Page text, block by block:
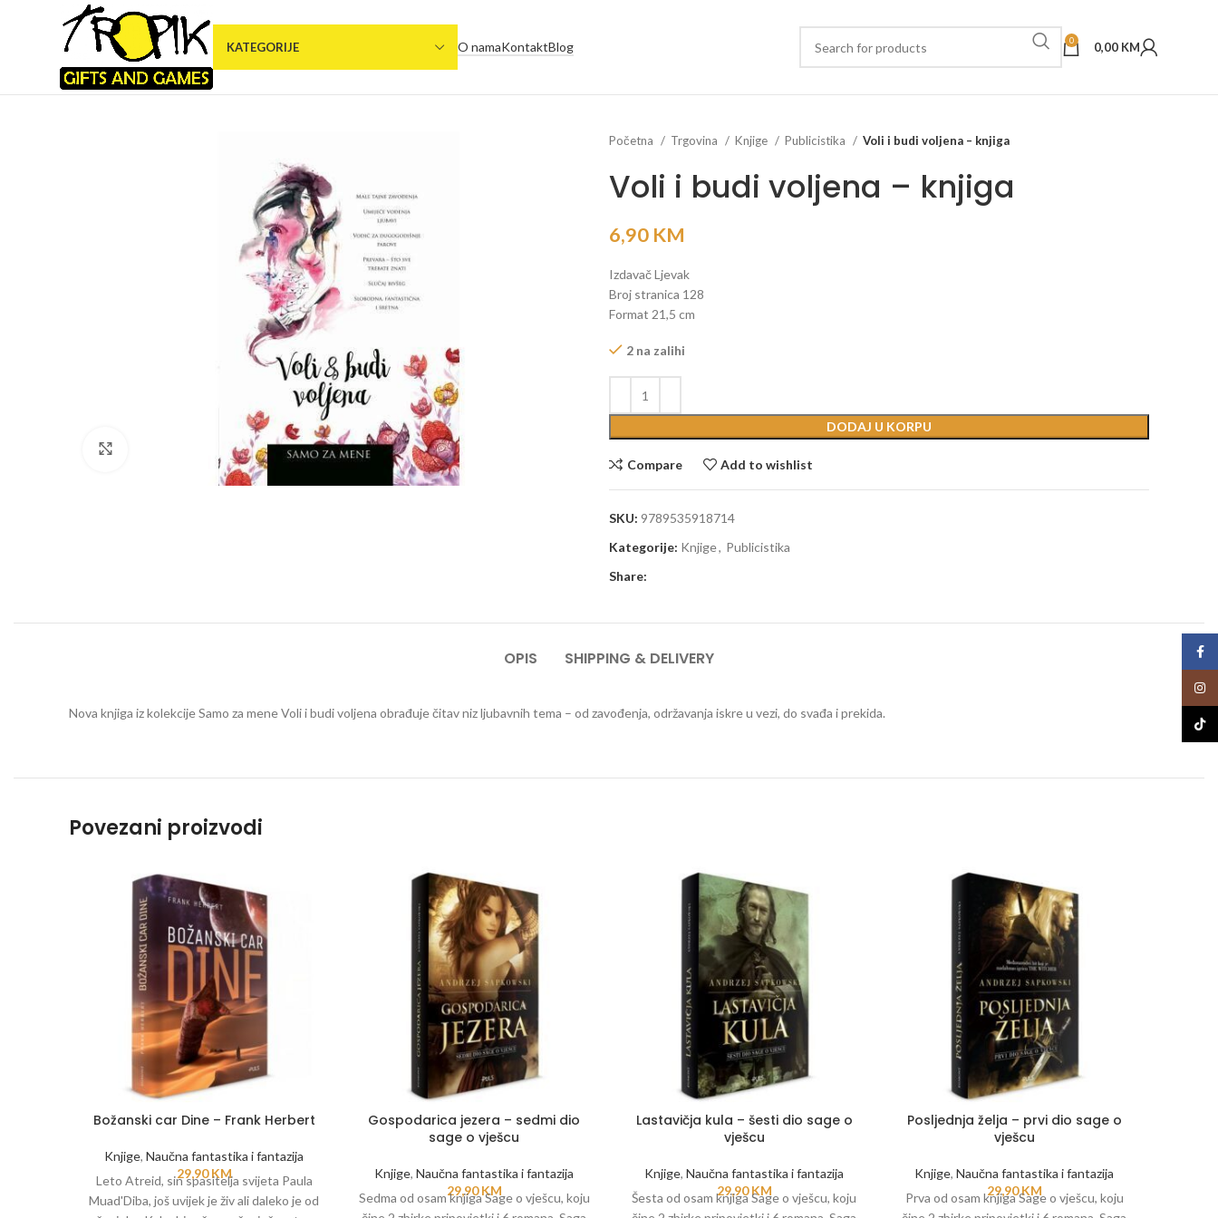
KATEGORIJE O namaKontaktBlog 0 0,00 KM
Početna Trgovina Knjige Publicistika Voli i budi voljena – knjiga
Voli i budi voljena – knjiga
6,90 KM
Izdavač Ljevak
Broj stranica 128
Format 21,5 cm
2 na zalihi
DODAJ U KORPU
Compare Add to wishlist
SKU: 9789535918714
Kategorije: Knjige, Publicistika
Share:
OPIS SHIPPING & DELIVERY
Nova knjiga iz kolekcije Samo za mene Voli i budi voljena obrađuje čitav niz ljubavnih tema – od zavođenja, održavanja iskre u vezi, do svađa i prekida.
Povezani proizvodi
Božanski car Dine – Frank Herbert
Knjige, Naučna fantastika i fantazija
29,90KM
Leto Atreid, sin spasitelja svijeta Paula
Muad'Diba, još uvijek je živ ali daleko je od
Gospodarica jezera – sedmi dio
sage o vješcu
Knjige, Naučna fantastika i fantazija
29,90KM
Sedma od osam knjiga Sage o vješcu, koju
Lastavičja kula – šesti dio sage o
vješcu
Knjige, Naučna fantastika i fantazija
29,90KM
Šesta od osam knjiga Sage o vješcu, koju
Posljednja želja – prvi dio sage o
vješcu
Knjige, Naučna fantastika i fantazija
29,90KM
Prva od osam knjiga Sage o vješcu, koju